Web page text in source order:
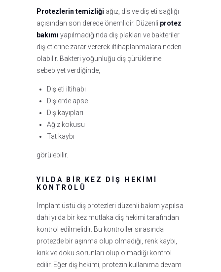
Protezlerin temizliği ağız, diş ve diş eti sağlığı
açısından son derece önemlidir. Düzenli protez
bakımı yapılmadığında diş plakları ve bakteriler
diş etlerine zarar vererek iltihaplanmalara neden
olabilir. Bakteri yoğunluğu diş çürüklerine
sebebiyet verdiğinde,
Diş eti iltihabı
Dişlerde apse
Diş kayıpları
Ağız kokusu
Tat kaybı
görülebilir.
YILDA BIR KEZ DIŞ HEKIMI
KONTROLÜ
İmplant üstü diş protezleri düzenli bakım yapılsa
dahi yılda bir kez mutlaka diş hekimi tarafından
kontrol edilmelidir. Bu kontroller sırasında
protezde bir aşınma olup olmadığı, renk kaybı,
kırık ve doku sorunları olup olmadığı kontrol
edilir. Eğer diş hekimi, protezin kullanıma devam